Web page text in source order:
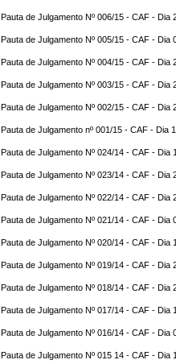
Pauta de Julgamento Nº 006/15 - CAF - Dia
Pauta de Julgamento Nº 005/15 - CAF - Dia
Pauta de Julgamento Nº 004/15 - CAF - Dia
Pauta de Julgamento Nº 003/15 - CAF - Dia
Pauta de Julgamento Nº 002/15 - CAF - Dia
Pauta de Julgamento nº 001/15 - CAF - Dia
Pauta de Julgamento Nº 024/14 - CAF - Dia
Pauta de Julgamento Nº 023/14 - CAF - Dia
Pauta de Julgamento Nº 022/14 - CAF - Dia
Pauta de Julgamento Nº 021/14 - CAF - Dia
Pauta de Julgamento Nº 020/14 - CAF - Dia
Pauta de Julgamento Nº 019/14 - CAF - Dia
Pauta de Julgamento Nº 018/14 - CAF - Dia
Pauta de Julgamento Nº 017/14 - CAF - Dia
Pauta de Julgamento Nº 016/14 - CAF - Dia
Pauta de Julgamento Nº 015 14 - CAF - Dia